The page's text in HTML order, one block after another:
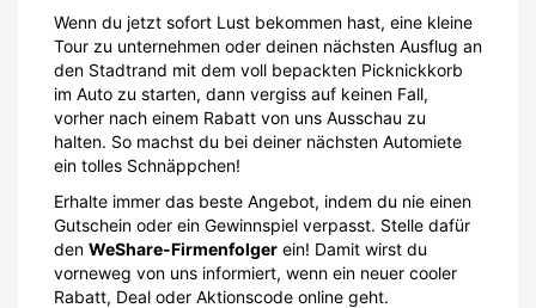
Wenn du jetzt sofort Lust bekommen hast, eine kleine
Tour zu unternehmen oder deinen nächsten Ausflug an
den Stadtrand mit dem voll bepackten Picknickkorb
im Auto zu starten, dann vergiss auf keinen Fall,
vorher nach einem Rabatt von uns Ausschau zu
halten. So machst du bei deiner nächsten Automiete
ein tolles Schnäppchen!
Erhalte immer das beste Angebot, indem du nie einen
Gutschein oder ein Gewinnspiel verpasst. Stelle dafür
den WeShare-Firmenfolger ein! Damit wirst du
vorneweg von uns informiert, wenn ein neuer cooler
Rabatt, Deal oder Aktionscode online geht.